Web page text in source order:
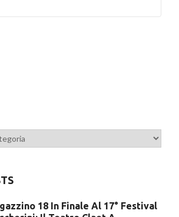
18 In Finale Al 17° Festival